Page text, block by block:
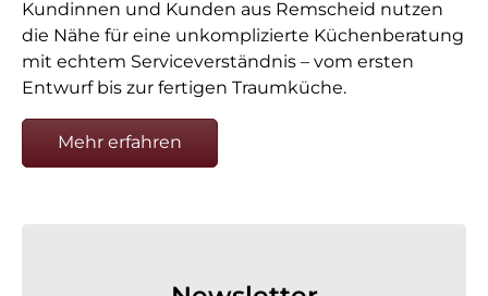
Kundinnen und Kunden aus Remscheid nutzen
die Nähe für eine unkomplizierte Küchenberatung
mit echtem Serviceverständnis – vom ersten
Entwurf bis zur fertigen Traumküche.
Mehr erfahren